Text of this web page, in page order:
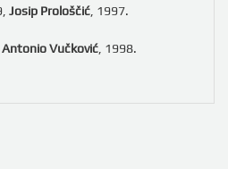
Josip Prološčić , 1997.
Antonio Vučković, 1998.